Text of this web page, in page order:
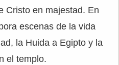
Cristo en majestad. En
escenas de la vida
la Huida a Egipto y la
el templo.